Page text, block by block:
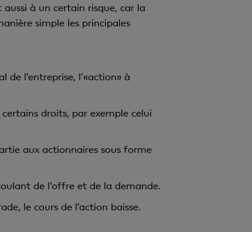
aussi à un certain risque, car la
simple les principales
l’entreprise, l’«action» à
droits, par exemple celui
aux actionnaires sous forme
de l’offre et de la demande.
le cours de l’action baisse.